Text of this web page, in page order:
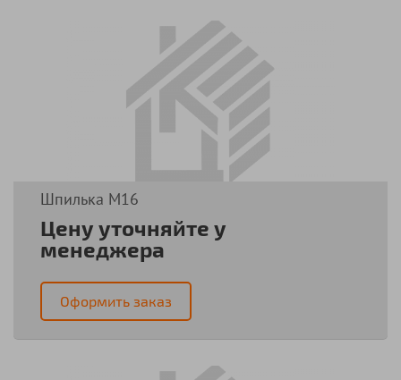
Шпилька М16
Цену уточняйте у
менеджера
Оформить заказ